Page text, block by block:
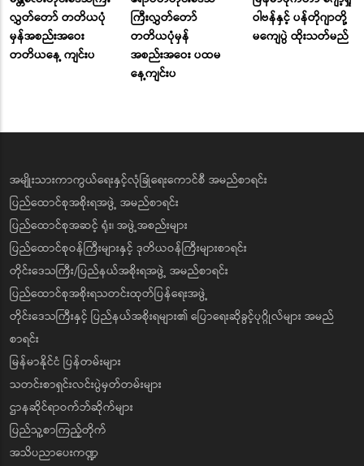
လွှတ်တော် တတိယပုံ
မှန်အစည်းအဝေး
တတိယနေ့ ကျင်းပ
ကြီးလွှတ်တော်
တတိယပုံမှန်
အစည်းအဝေး ပထမ
နေ့ကျင်းပ
ဝါဗန်နှင့် ပန်တိုဂျာတို့
မကျေပွဲ ထိုးသတ်မည်
အမျိုးသားကာကွယ်ရေးနှင့်လုံခြုံရေးကောင်စီ အမည်စာရင်း
ပြည်ထောင်စုအစိုးရအဖွဲ့ အမည်စာရင်း
ပြည်ထောင်စုအဆင့် ရုံး၊ အဖွဲ့အစည်းများ
ပြည်ထောင်စုဝန်ကြီးများနှင့် ဒုတိယဝန်ကြီးများစာရင်း
တိုင်းဒေသကြီး/ပြည်နယ်အစိုးရအဖွဲ့ အမည်စာရင်း
ပြည်ထောင်စုအစိုးရသတင်းထုတ်ပြန်ရေးအဖွဲ့
တိုင်းဒေသကြီးနှင့် ပြည်နယ်အစိုးရများ၏ ပြောရေးဆိုခွင့်ပုဂ္ဂိုလ်များ အမည်
စာရင်း
မြန်မာနိုင်ငံ ပြန်တမ်းများ
သတင်းစာရှင်းလင်းပွဲမှတ်တမ်းများ
ဌာနဆိုင်ရာဝက်ဘ်ဆိုက်များ
ပြည်သူ့စာကြည့်တိုက်
အသိပညာပေးကဏ္ဍ